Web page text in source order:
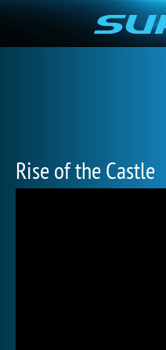
Rise of the Castle